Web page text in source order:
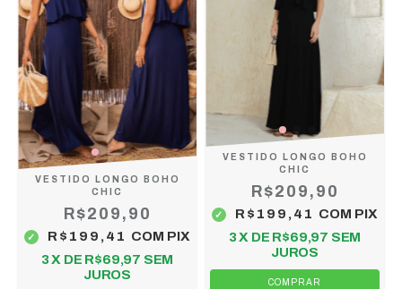
VESTIDO LONGO BOHO
CHIC
R$209,90
R$199,41 COM PIX
3 X DE R$69,97 SEM
JUROS
VESTIDO LONGO BOHO
CHIC
R$209,90
R$199,41 COM PIX
3 X DE R$69,97 SEM
JUROS
COMPRAR